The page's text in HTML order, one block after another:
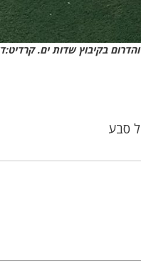
בקיבוץ שדות ים.
סבע